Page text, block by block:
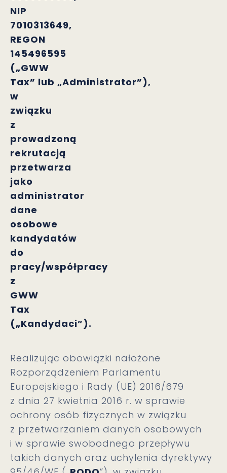
NIP
7010313649,
REGON
145496595
(„GWW
Tax” lub „Administrator”),
w
związku
z
prowadzoną
rekrutacją
przetwarza
jako
administrator
dane
osobowe
kandydatów
do
pracy/współpracy
z
GWW
Tax
(„Kandydaci”).
Realizując obowiązki nałożone
Rozporządzeniem Parlamentu
Europejskiego i Rady (UE) 2016/679
z dnia 27 kwietnia 2016 r. w sprawie
ochrony osób fizycznych w związku
z przetwarzaniem danych osobowych
i w sprawie swobodnego przepływu
takich danych oraz uchylenia dyrektywy